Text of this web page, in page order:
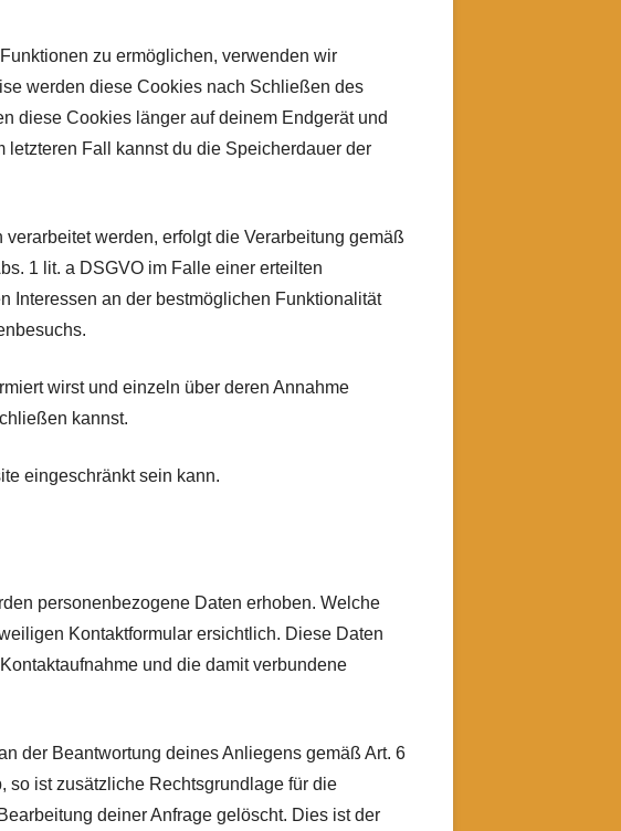
zu ermöglichen, verwenden wir
werden diese Cookies nach Schließen des
diese Cookies länger auf deinem Endgerät und
letzteren Fall kannst du die Speicherdauer der
werden, erfolgt die Verarbeitung gemäß
1 lit. a DSGVO im Falle einer erteilten
Interessen an der bestmöglichen Funktionalität
wirst und einzeln über deren Annahme
kannst.
eingeschränkt sein kann.
personenbezogene Daten erhoben. Welche
Kontaktformular ersichtlich. Diese Daten
und die damit verbundene
der Beantwortung deines Anliegens gemäß Art. 6
so ist zusätzliche Rechtsgrundlage für die
deiner Anfrage gelöscht. Dies ist der